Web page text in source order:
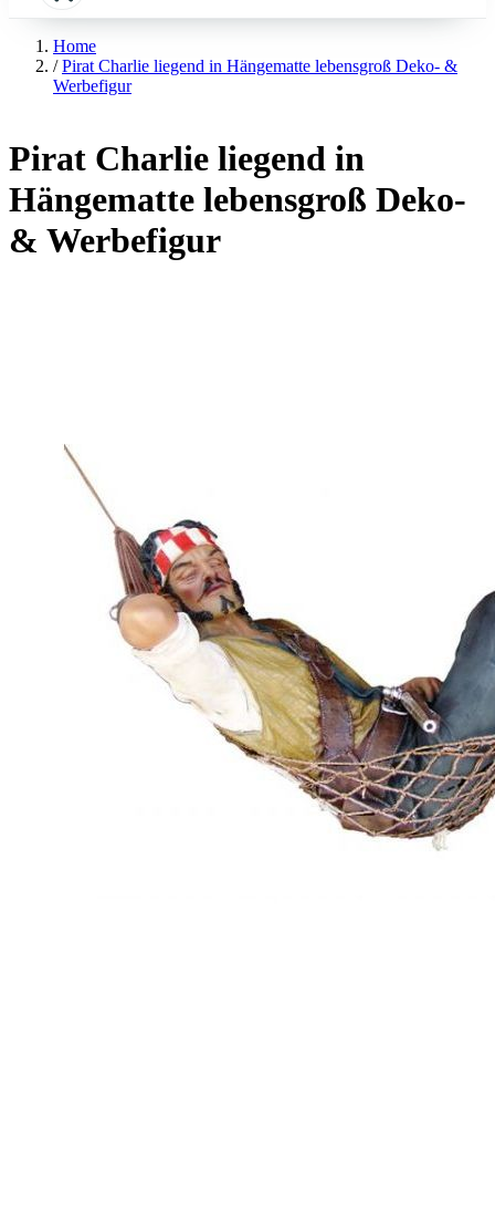
Home
/ Pirat Charlie liegend in Hängematte lebensgroß Deko- &
Werbefigur
Pirat Charlie liegend in
Hängematte lebensgroß Deko-
& Werbefigur